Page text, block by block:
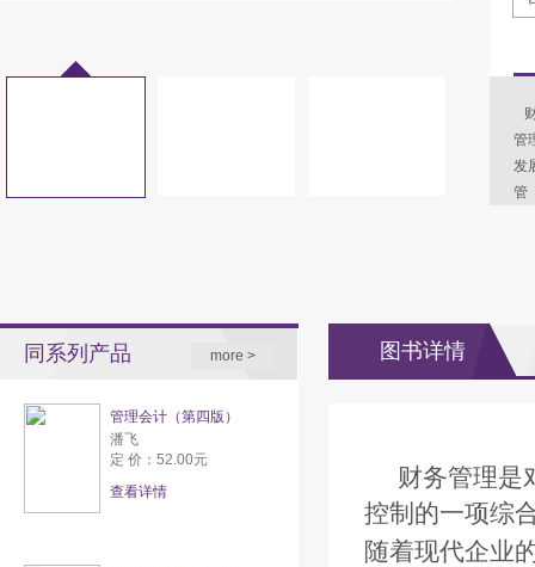
管
发
管
同系列产品 more >
管理会计（第四版）
潘飞
定 价：52.00元
查看详情
图书详情
财务管理是
控制的一项综
随着现代企业